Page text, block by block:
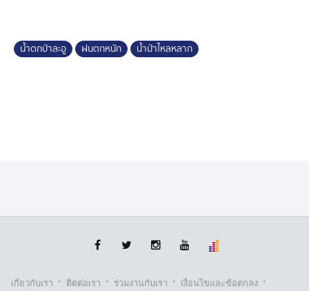
น้ำตกป่าละอู ฝนตกหนัก น้ำป่าไหลหลาก
เกี่ยวกับเรา · ติตต่อเรา · ร่วมงานกับเรา · เงื่อนไขและข้อตกลง ·